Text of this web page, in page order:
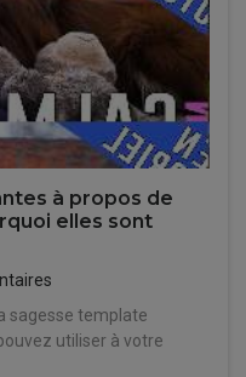
à propos de
elles sont
sagesse template
utiliser à votre